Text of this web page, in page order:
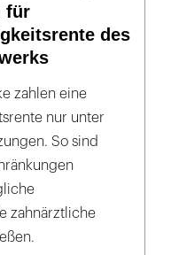
für
des
zahlen eine
nur unter
So sind
zahnärztliche